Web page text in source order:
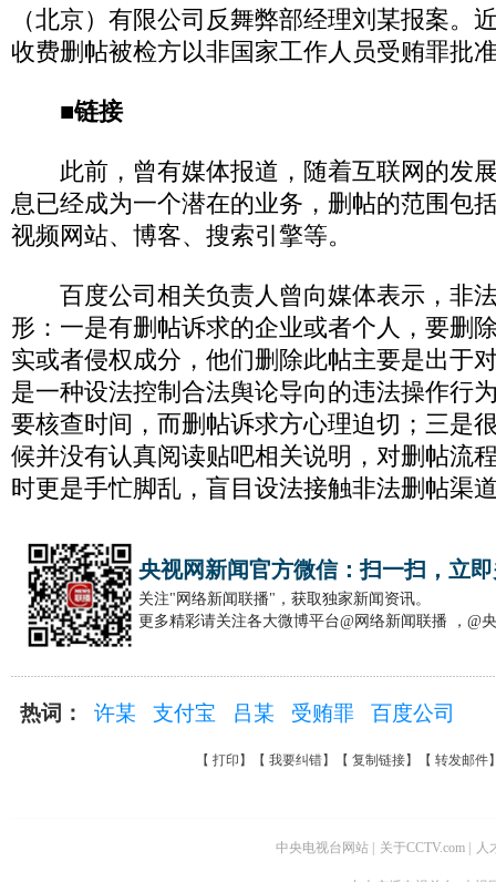
（北京）有限公司反舞弊部经理刘某报案。
收费删帖被检方以非国家工作人员受贿罪批
■链接
此前，曾有媒体报道，随着互联网的发
息已经成为一个潜在的业务，删帖的范围包
视频网站、博客、搜索引擎等。
百度公司相关负责人曾向媒体表示，非
形：一是有删帖诉求的企业或者个人，要删
实或者侵权成分，他们删除此帖主要是出于
是一种设法控制合法舆论导向的违法操作行
要核查时间，而删帖诉求方心理迫切；三是
候并没有认真阅读贴吧相关说明，对删帖流
时更是手忙脚乱，盲目设法接触非法删帖渠
央视网新闻官方微信：扫一扫，立
关注"网络新闻联播"，获取独家新闻资讯。
更多精彩请关注各大微博平台@网络新闻联播 ，@
热词： 许某 支付宝 吕某 受贿罪 百度公司
【 打印 】【 我要纠错】【 复制链接】【 转发邮件
中央电视台网站 关于CCTV.com 人